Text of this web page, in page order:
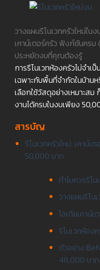
วางแผนรีโนเวทครัวใหม่ใน
เคาน์เตอร์ครัว ฟังก์ชันครบ
ประหยัดงบที่คุณต้องรู้
การรีโนเวทห้องครัวไม่จำเ
เฉพาะกับพื้นที่จำกัดในบ้าน
เลือกใช้วัสดุอย่างเหมาะสม
งานได้ครบในงบเพียง
สารบัญ
รีโนเวทครัวใหม่: เคาน์
50,000 บาท
ทำไมควรรีโ
วางแผนรีโน
ไอเดียเคาน์
รีโนเวทห้อง
ตัวอย่าง
48,000 บาท